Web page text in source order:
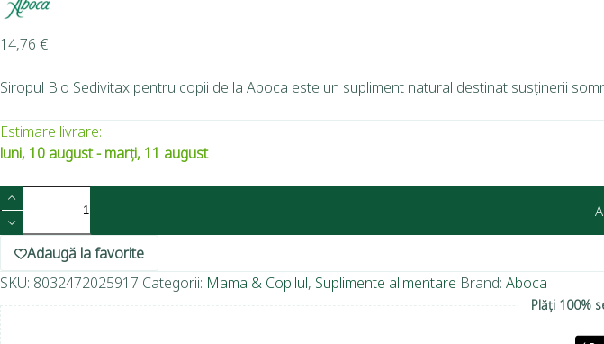
14,76 €
Siropul Bio Sedivitax pentru copii de la Aboca este un supliment natural destinat susținerii
Estimare livrare:
luni, 10 august - marți, 11 august
Adaugă la favorite
SKU: 8032472025917 Categorii: Mama & Copilul, Suplimente alimentare Brand: Aboca
Plăți 100%